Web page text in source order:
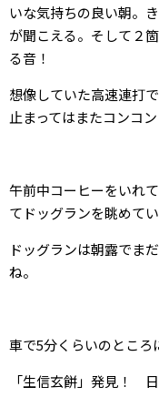
いな気持ちの良い朝。
が聞こえる。そして２
る音！
想像していた高速連打
止まってはまたコンコン
午前中コーヒーをいれ
てドッグランを眺めてい
ドッグランは朝露でま
ね。
車で5分くらいのところ
「生信玄餅」発見！